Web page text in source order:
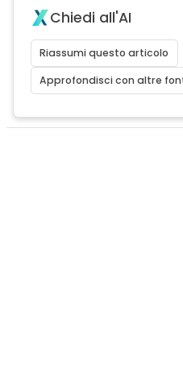
Chiedi all'AI
Riassumi questo articolo
Approfondisci con altre